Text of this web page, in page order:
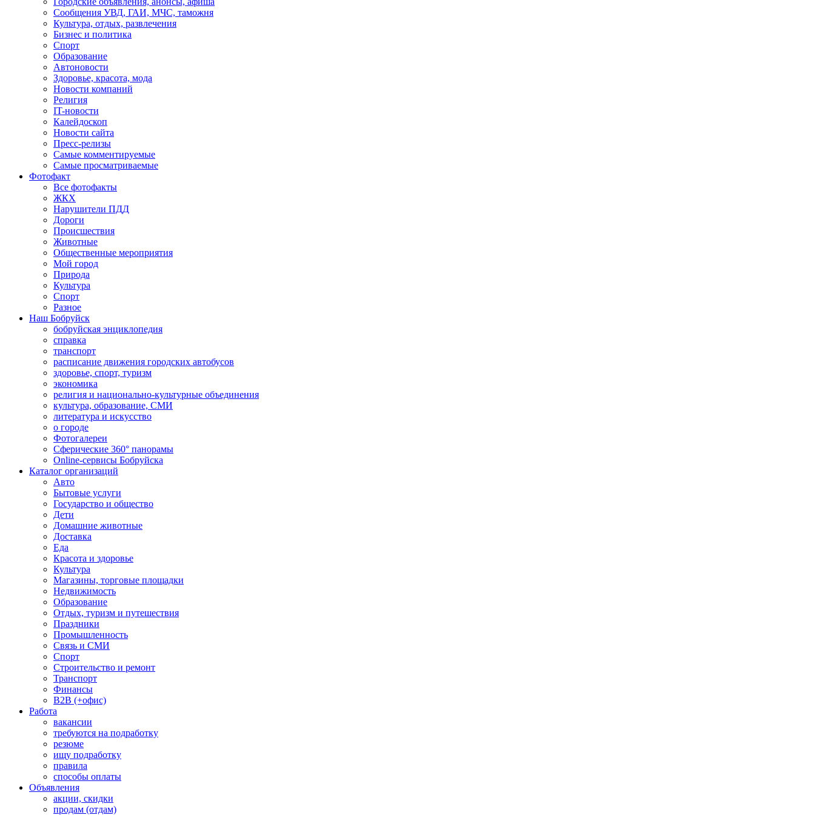
Сообщения УВД, ГАИ, МЧС, таможня
Культура, отдых, развлечения
Бизнес и политика
Спорт
Образование
Автоновости
Здоровье, красота, мода
Новости компаний
Религия
IT-новости
Калейдоскоп
Новости сайта
Пресс-релизы
Самые комментируемые
Самые просматриваемые
Фотофакт
Все фотофакты
ЖКХ
Нарушители ПДД
Дороги
Происшествия
Животные
Общественные мероприятия
Мой город
Природа
Культура
Спорт
Разное
Наш Бобруйск
бобруйская энциклопедия
справка
транспорт
расписание движения городских автобусов
здоровье, спорт, туризм
экономика
религия и национально-культурные объединения
культура, образование, СМИ
литература и искусство
о городе
Фотогалереи
Сферические 360° панорамы
Online-сервисы Бобруйска
Каталог организаций
Авто
Бытовые услуги
Государство и общество
Дети
Домашние животные
Доставка
Еда
Красота и здоровье
Культура
Магазины, торговые площадки
Недвижимость
Образование
Отдых, туризм и путешествия
Праздники
Промышленность
Связь и СМИ
Спорт
Строительство и ремонт
Транспорт
Финансы
B2B (+офис)
Работа
вакансии
требуются на подработку
резюме
ищу подработку
правила
способы оплаты
Объявления
акции, скидки
продам (отдам)